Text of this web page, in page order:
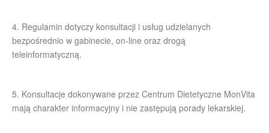
4. Regulamin dotyczy konsultacji i usług udzielanych
bezpośrednio w gabinecie, on-line oraz drogą
teleinformatyczną.
5. Konsultacje dokonywane przez Centrum Dietetyczne MonVita
mają charakter informacyjny i nie zastępują porady lekarskiej.